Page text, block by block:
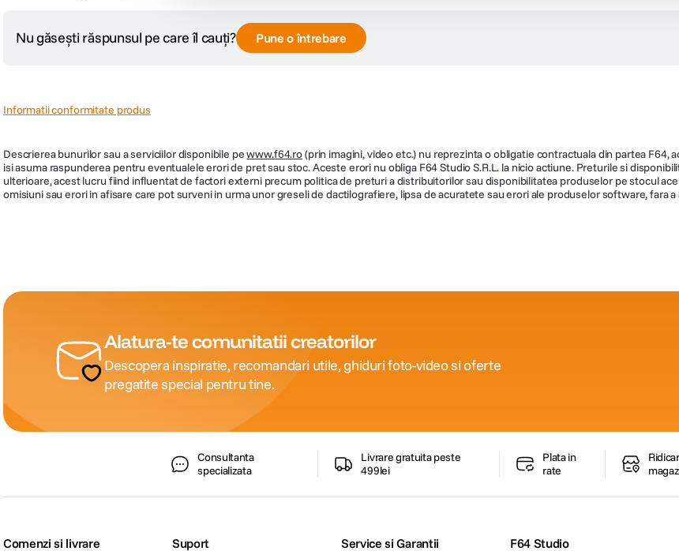
Nu găsești răspunsul pe care îl cauți? Pune o întrebare
Informatii conformitate produs
Descrierea bunurilor sau a serviciilor disponibile pewww.f64.ro(prin imagini, video etc.) nu reprezinta o obligatie contractuala din partea
isi asuma raspunderea pentru eventualele erori de pret sau stoc. Aceste erori nu obliga F64 Studio S.R.L. la nicio actiune. Preturile si
ulterioare, acest lucru fiind influentat de factori externi precum politica de preturi a distribuitorilor sau disponibilitatea produselor pe stocul
omisiuni sau erori in afisare care pot surveni in urma unor greseli de dactilografiere, lipsa de acuratete sau erori ale produselor software, fara a
Alatura-te comunitatii creatorilor
Descopera inspiratie, recomandari utile, ghiduri foto-video si oferte
pregatite special pentru tine.
Consultanta
specializata
Livrare gratuita peste
499lei
Plata in
rate
Comenzi si livrare Suport Service si Garantii F64 Studio